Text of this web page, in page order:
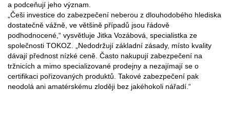
a podceňují jeho význam.
„Češi investice do zabezpečení neberou z dlouhodobého hlediska
dostatečně vážně, ve většině případů jsou řádově
podhodnocené,“ vysvětluje Jitka Vozábová, specialistka ze
společnosti TOKOZ. „Nedodržují základní zásady, místo kvality
dávají přednost nízké ceně. Často nakupují zabezpečení na
tržnicích a mimo specializované prodejny a nezajímají se o
certifikaci pořizovaných produktů. Takové zabezpečení pak
neodolá ani amatérskému zloději bez jakéhokoli nářadí.“